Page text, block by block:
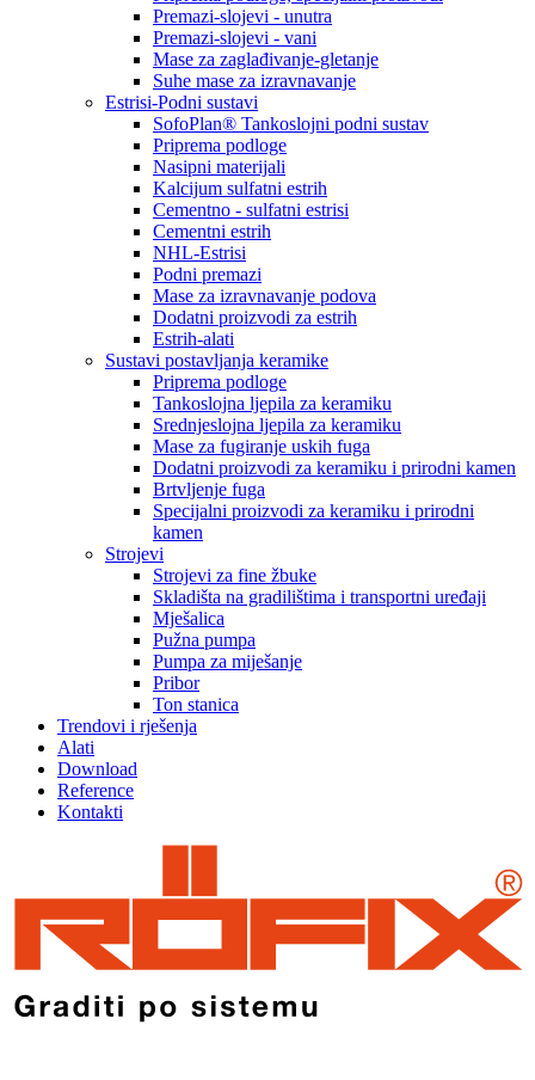
Premazi-slojevi - unutra
Premazi-slojevi - vani
Mase za zaglađivanje-gletanje
Suhe mase za izravnavanje
Estrisi-Podni sustavi
SofoPlan® Tankoslojni podni sustav
Priprema podloge
Nasipni materijali
Kalcijum sulfatni estrih
Cementno - sulfatni estrisi
Cementni estrih
NHL-Estrisi
Podni premazi
Mase za izravnavanje podova
Dodatni proizvodi za estrih
Estrih-alati
Sustavi postavljanja keramike
Priprema podloge
Tankoslojna ljepila za keramiku
Srednjeslojna ljepila za keramiku
Mase za fugiranje uskih fuga
Dodatni proizvodi za keramiku i prirodni kamen
Brtvljenje fuga
Specijalni proizvodi za keramiku i prirodni
kamen
Strojevi
Strojevi za fine žbuke
Skladišta na gradilištima i transportni uređaji
Mješalica
Pužna pumpa
Pumpa za miješanje
Pribor
Ton stanica
Trendovi i rješenja
Alati
Download
Reference
Kontakti